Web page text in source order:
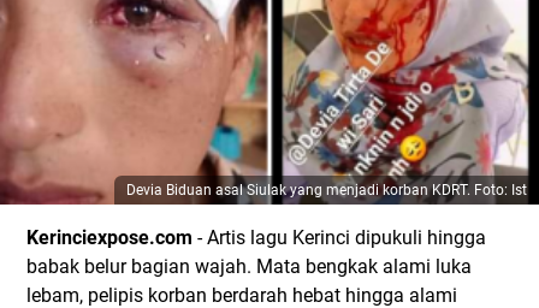
Devia Biduan asal Siulak yang menjadi korban KDRT. Foto: Ist
Kerinciexpose.com - Artis lagu Kerinci dipukuli hingga
babak belur bagian wajah. Mata bengkak alami luka
lebam, pelipis korban berdarah hebat hingga alami